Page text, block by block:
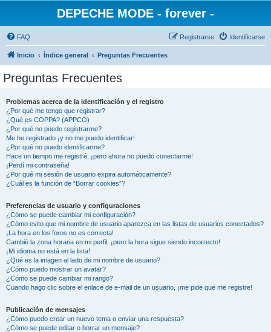
DEPECHE MODE - forever -
FAQ Identificarse
Registrarse
Inicio Índice general Preguntas Frecuentes
Preguntas Frecuentes
Problemas acerca de la identificación y el registro
¿Por qué me tengo que registrar?
¿Qué es COPPA? (APPCO)
¿Por qué no puedo registrarme?
Me he registrado ¡y no me puedo identificar!
¿Por qué no puedo identificarme?
Hace un tiempo me registré, ¡pero ahora no puedo conectarme!
¡Perdí mi contraseña!
¿Por qué mi sesión de usuario expira automáticamente?
¿Cuál es la función de “Borrar cookies”?
Preferencias de usuario y configuraciones
¿Cómo se puede cambiar mi configuración?
¿Cómo evito que mi nombre de usuario aparezca en las listas de usuarios conectados?
¡La hora en los foros no es correcta!
Cambié la zona horaria en mi perfil, ¡pero la hora sigue siendo incorrecto!
¡Mi idioma no está en la lista!
¿Qué es la imagen al lado de mi nombre de usuario?
¿Cómo puedo mostrar un avatar?
¿Cómo se puede cambiar mi rango?
Cuando hago clic sobre el enlace de e-mail de un usuario, ¡me pide que me registre!
Publicación de mensajes
¿Cómo puedo crear un nuevo tema o enviar una respuesta?
¿Cómo se puede editar o borrar un mensaje?